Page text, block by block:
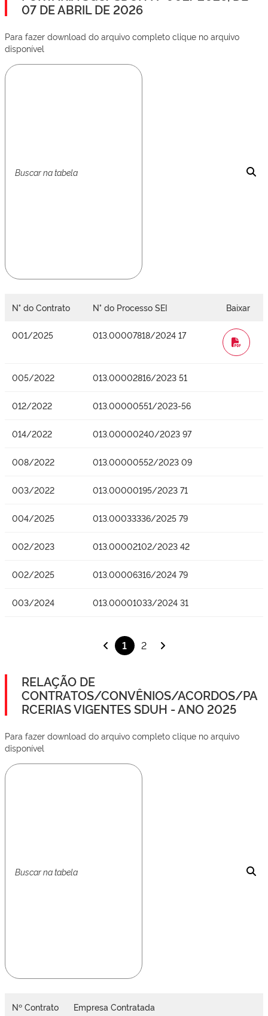
07 DE ABRIL DE 2026
Para fazer download do arquivo completo clique no arquivo
disponível
N° do Contrato N° do Processo SEI Baixar
001/2025 013.00007818/2024 17
WORD
005/2022 013.00002816/2023 51
012/2022 013.00000551/2023-56
014/2022 013.00000240/2023 97
008/2022 013.00000552/2023 09
003/2022 013.00000195/2023 71
004/2025 013.00033336/2025 79
002/2023 013.00002102/2023 42
002/2025 013.00006316/2024 79
003/2024 013.00001033/2024 31
1 2
RELAÇÃO DE
CONTRATOS/CONVÊNIOS/ACORDOS/PA
RCERIAS VIGENTES SDUH - ANO 2025
Para fazer download do arquivo completo clique no arquivo
disponível
Nº Contrato Empresa Contratada